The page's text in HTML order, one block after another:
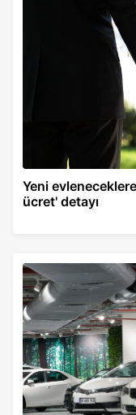
Yeni
ücret' detayı